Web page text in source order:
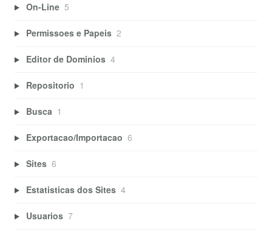
On-Line 5
Permissoes e Papeis 2
Editor de Dominios 4
Repositorio 1
Busca 1
Exportacao/Importacao 6
Sites 6
Estatisticas dos Sites 4
Usuarios 7